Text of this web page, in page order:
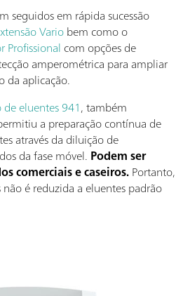
seguidos em rápida sucessão
Variobem como o
Profissional com opções de
amperométrica para ampliar
da aplicação.
eluentes 941, também
a preparação contínua de
através da diluição de
da fase móvel. Podem ser
comerciais e caseiros.Portanto,
é reduzida a eluentes padrão